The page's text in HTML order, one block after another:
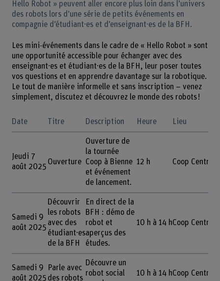
Hello Robot » peuvent aller encore plus loin dans l’univers
des robots lors d’une série de petits événements en
compagnie d’étudiant·es et d’enseignant·es de la BFH.
Les mini-événements dans le cadre de « Hello Robot » sont
une opportunité accessible pour échanger avec des
enseignant·es et étudiant·es de la BFH, leur poser toutes
vos questions et en apprendre davantage sur la robotique.
Le tout de manière informelle et sans inscription – venez
simplement, discutez et découvrez le monde des robots !
Date Titre Description Heure Lieu
Jeudi 7
août 2025
Ouverture
Ouverture de
la tournée
Coop à Bienne
et événement
de lancement.
12 h Coop Centre
Samedi 9
août 2025
Découvrir
les robots
avec des
étudiant·es
de la BFH
En direct de la
BFH : démo de
robot et
aperçus des
études.
10 h à 14 hCoop Centre
Samedi 9
août 2025
Parle avec
des robots
Découvre un
robot social
10 h à 14 hCoop Centre